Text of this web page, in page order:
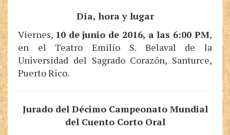
Día, hora y lugar
Viernes, 10 dejunio de 2016, a las 6:00 PM,
en el Teatro Emilio S. Belaval de la
Universidad del Sagrado Corazón, Santurce,
Puerto Rico.
Jurado del DécimoCampeonato Mundial
del Cuento Corto Oral